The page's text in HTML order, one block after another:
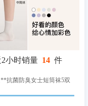
小时销量 14 件
抗菌防臭女士短筒袜5双